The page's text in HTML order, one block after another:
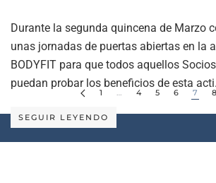
Durante la segunda quincena de Marzo
unas jornadas de puertas abiertas en la
BODYFIT para que todos aquellos
puedan probar los beneficios de esta
SEGUIR LEYENDO
1 … 4 5 6 7 8